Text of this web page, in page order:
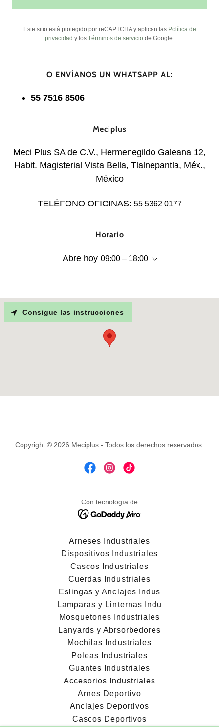
Este sitio está protegido por reCAPTCHA y aplican las Política de
privacidad y los Términos de servicio de Google.
O ENVÍANOS UN WHATSAPP AL:
55 7516 8506
Meciplus
Meci Plus SA de C.V., Hermenegildo Galeana 12,
Habit. Magisterial Vista Bella, Tlalnepantla, Méx.,
México
TELÉFONO OFICINAS: 55 5362 0177
Horario
Abre hoy 09:00 – 18:00
Consigue las instrucciones
Copyright © 2026 Meciplus - Todos los derechos reservados.
Con tecnología de
Arneses Industriales
Dispositivos Industriales
Cascos Industriales
Cuerdas Industriales
Eslingas y Anclajes Indus
Lamparas y Linternas Indu
Mosquetones Industriales
Lanyards y Abrsorbedores
Mochilas Industriales
Poleas Industriales
Guantes Industriales
Accesorios Industriales
Arnes Deportivo
Anclajes Deportivos
Cascos Deportivos